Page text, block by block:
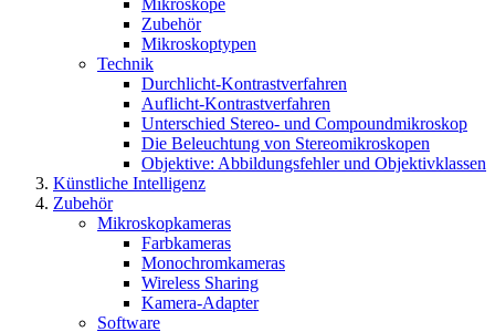
Mikroskope
Zubehör
Mikroskoptypen
Technik
Durchlicht-Kontrastverfahren
Auflicht-Kontrastverfahren
Unterschied Stereo- und Compoundmikroskop
Die Beleuchtung von Stereomikroskopen
Objektive: Abbildungsfehler und Objektivklassen
Künstliche Intelligenz
Zubehör
Mikroskopkameras
Farbkameras
Monochromkameras
Wireless Sharing
Kamera-Adapter
Software